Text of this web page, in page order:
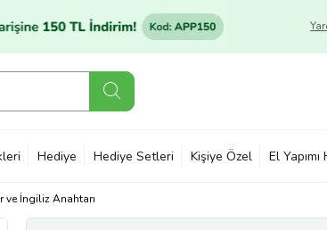
Hediye Hediye Setleri Kişiye Özel El
ve İngiliz Anahtarı